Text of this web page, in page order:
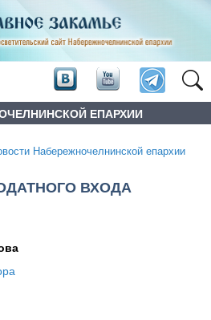
ЕПАРХИИ
Набережночелнинской епархии
ВХОДА